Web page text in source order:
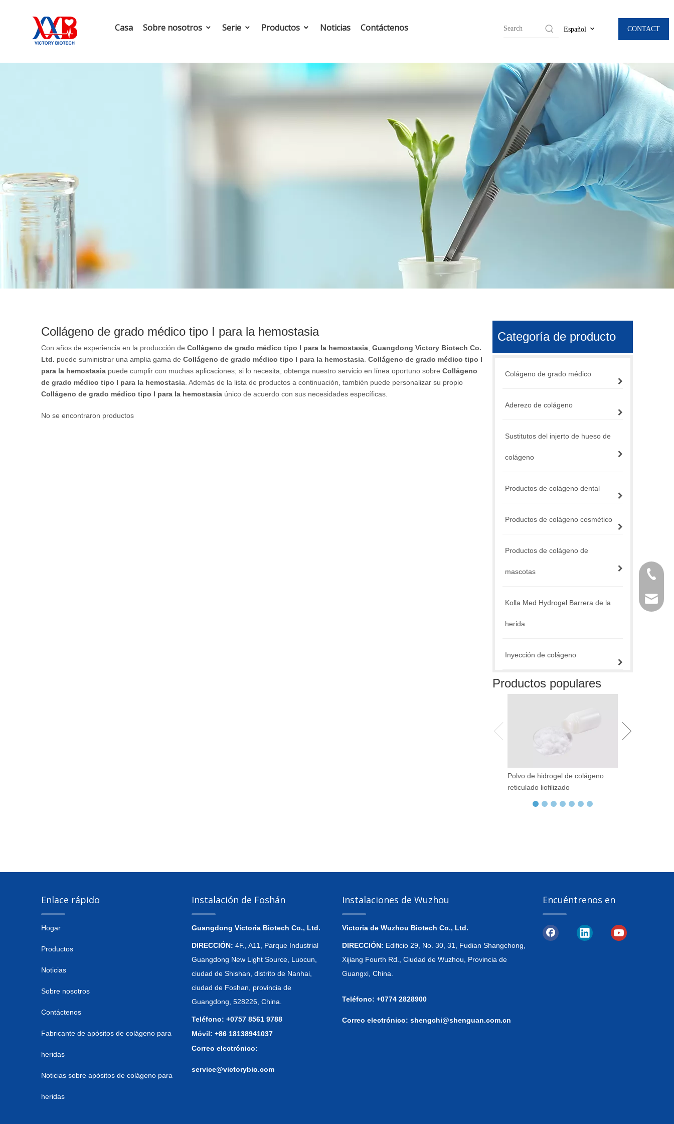
Casa Sobre nosotros Serie Productos Noticias Contáctenos Español CONTACT
Collágeno de grado médico tipo I para la hemostasia
Con años de experiencia en la producción de Collágeno de grado médico tipo I para la hemostasia Guangdong Victory Biotech Co.
Ltd. puede suministrar una amplia gama de Collágeno de grado médico tipo I para la hemostasia Collágeno de grado médico tipo I
para la hemostasia puede cumplir con muchas aplicaciones; si lo necesita, obtenga nuestro servicio en línea oportuno sobre Collágeno
de grado médico tipo I para la hemostasia . Además de la lista de productos a continuación, también puede personalizar su propio
Collágeno de grado médico tipo I para la hemostasia único de acuerdo con sus necesidades específicas.
No se encontraron productos
Categoría de producto
Colágeno de grado médico
Aderezo de colágeno
Sustitutos del injerto de hueso de
colágeno
Productos de colágeno dental
Productos de colágeno cosmético
Productos de colágeno de
mascotas
Kolla Med Hydrogel Barrera de la
herida
Inyección de colágeno
Productos populares
Polvo de hidrogel de colágeno
reticulado liofilizado
Enlace rápido
Hogar
Productos
Noticias
Sobre nosotros
Contáctenos
Fabricante de apósitos de colágeno para
heridas
Noticias sobre apósitos de colágeno para
heridas
Instalación de Foshán
Guangdong Victoria Biotech Co., Ltd.
DIRECCIÓN: 4F., A11, Parque Industrial
Guangdong New Light Source, Luocun,
ciudad de Shishan, distrito de Nanhai,
ciudad de Foshan, provincia de
Guangdong, 528226, China.
Teléfono: +0757 8561 9788
Móvil: +86 18138941037
Correo electrónico:
service@victorybio.com
Instalaciones de Wuzhou
Victoria de Wuzhou Biotech Co., Ltd.
DIRECCIÓN: Edificio 29, No. 30, 31, Fudian Shangchong,
Xijiang Fourth Rd., Ciudad de Wuzhou, Provincia de
Guangxi, China.
Teléfono: +0774 2828900
Correo electrónico: shengchi@shenguan.com.cn
Encuéntrenos en
+86